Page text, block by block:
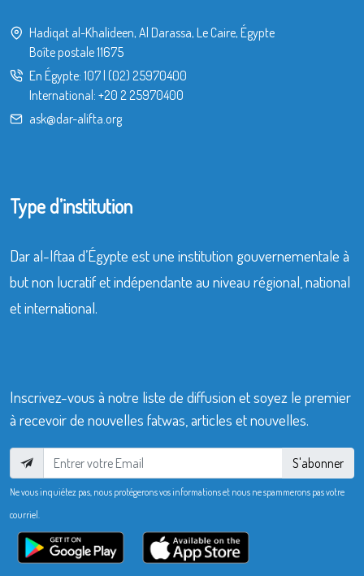
Hadiqat al-Khalideen, Al Darassa, Le Caire, Égypte
Boîte postale 11675
En Égypte: 107 (02) 25970400
International: +20 2 25970400
ask@dar-alifta.org
Type d’institution
Dar al-Iftaa d’Égypte est une institution gouvernementale à
but non lucratif et indépendante au niveau régional, national
et international.
Inscrivez-vous à notre liste de diffusion et soyez le premier
à recevoir de nouvelles fatwas, articles et nouvelles.
S'abonner
Ne vous inquiétez pas, nous protégerons vos informations et nous ne spammerons pas votre
courriel.